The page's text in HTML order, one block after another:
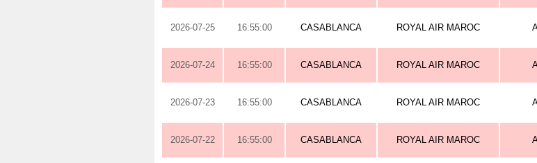
2026-07-25 16:55:00 CASABLANCA ROYAL AIR MAROC
2026-07-24 16:55:00 CASABLANCA ROYAL AIR MAROC
2026-07-23 16:55:00 CASABLANCA ROYAL AIR MAROC
2026-07-22 16:55:00 CASABLANCA ROYAL AIR MAROC